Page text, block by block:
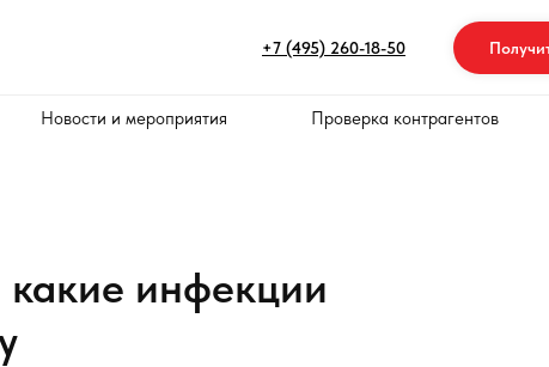
+7 (495) 260-18-50
Новости и мероприятия Проверка контрагентов
какие инфекции